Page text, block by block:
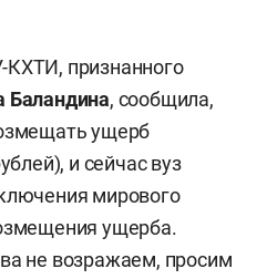
признанного
Баландина, сообщила,
ущерб
и сейчас вуз
мирового
ущерба.
не возражаем, просим